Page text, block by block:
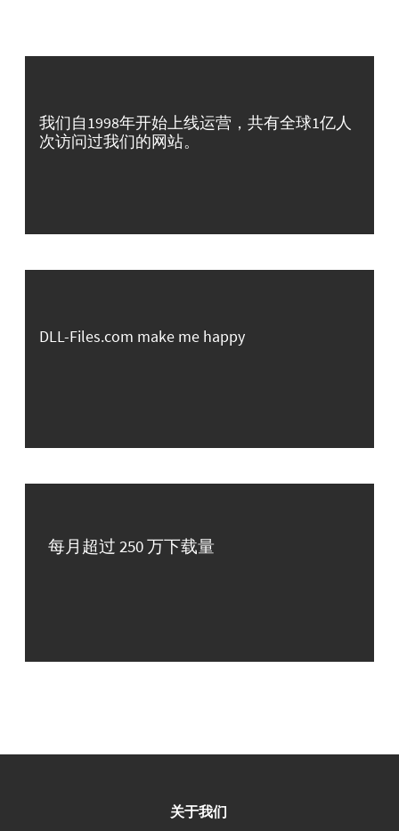
我们自1998年开始上线运营，共有全球1亿人
次访问过我们的网站。
DLL-Files.com make me happy
每月超过 250 万下载量
关于我们